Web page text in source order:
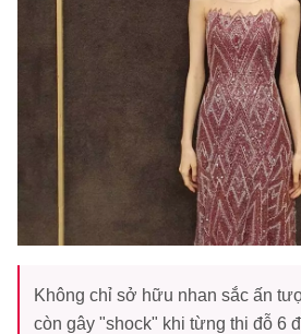
Không chỉ sở hữu nhan sắc ấn
còn gây "shock" khi từng thi đỗ 6